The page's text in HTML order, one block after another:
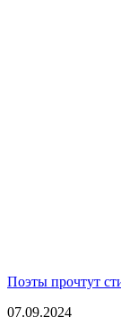
Поэты прочтут
07.09.2024